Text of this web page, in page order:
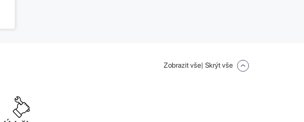
Zobrazit vše| Skrýt vše